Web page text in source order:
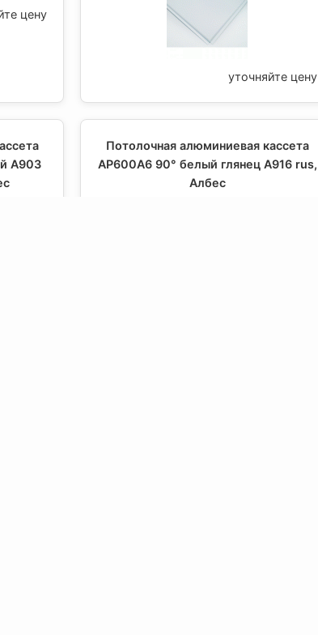
цену
уточняйте цену
А903
Потолочная алюминиевая кассета
AP600A6 90° белый глянец A916 rus,
Албес